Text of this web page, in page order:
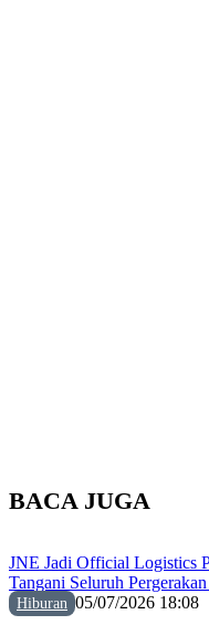
BACA JUGA
JNE Jadi Official Logistics
Tangani Seluruh
Hiburan 05/07/2026 18:08